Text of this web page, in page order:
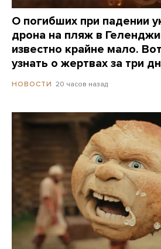
О погибших при падении
дрона на пляж в
известно крайне мало.
узнать о жертвах за три
НОВОСТИ 20 часов назад